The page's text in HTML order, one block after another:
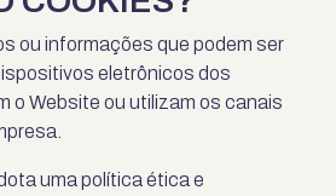
ou informações que podem ser
eletrônicos dos
o Website ou utilizam os canais
uma política ética e